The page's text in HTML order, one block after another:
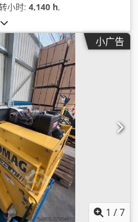
小时: 4,140 h,
小广告
1 /7